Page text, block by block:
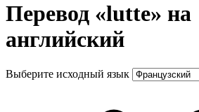
Перевод «lutte» на
английский
Выберите исходный язык